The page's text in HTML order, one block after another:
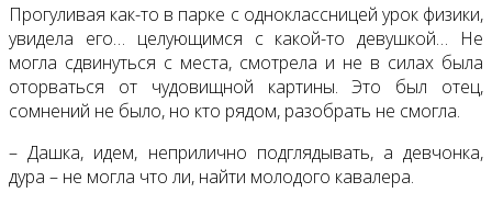
Прогуливая как-то в парке с одноклассницей урок физики,
увидела его… целующимся с какой-то девушкой… Не
могла сдвинуться с места, смотрела и не в силах была
оторваться от чудовищной картины. Это был отец,
сомнений не было, но кто рядом, разобрать не смогла.
– Дашка, идем, неприлично подглядывать, а девчонка,
дура – не могла что ли, найти молодого кавалера.